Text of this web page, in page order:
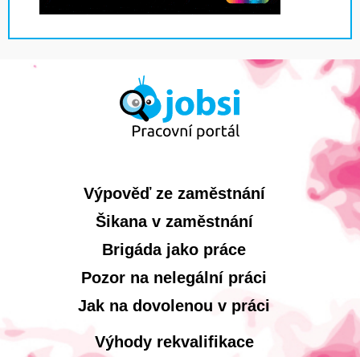
Výpověď ze zaměstnání
Šikana v zaměstnání
Brigáda jako práce
Pozor na nelegální práci
Jak na dovolenou v práci
Výhody rekvalifikace